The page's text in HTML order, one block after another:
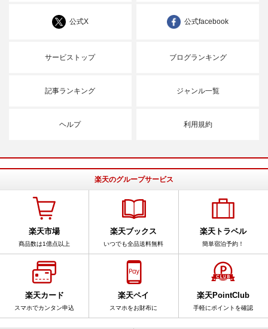
公式X 公式facebook
サービストップ ブログランキング
記事ランキング ジャンル一覧
ヘルプ 利用規約
楽天のグループサービス
楽天市場
商品数は1億点以上
楽天ブックス
いつでも全品送料無料
楽天トラベル
簡単宿泊予約！
楽天カード
スマホでカンタン申込
楽天ペイ
スマホをお財布に
楽天PointClub
手軽にポイントを確認